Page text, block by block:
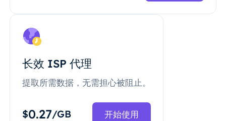
长效 ISP 代理
提取所需数据，无需担心被阻止。
$0.27/GB 开始使用